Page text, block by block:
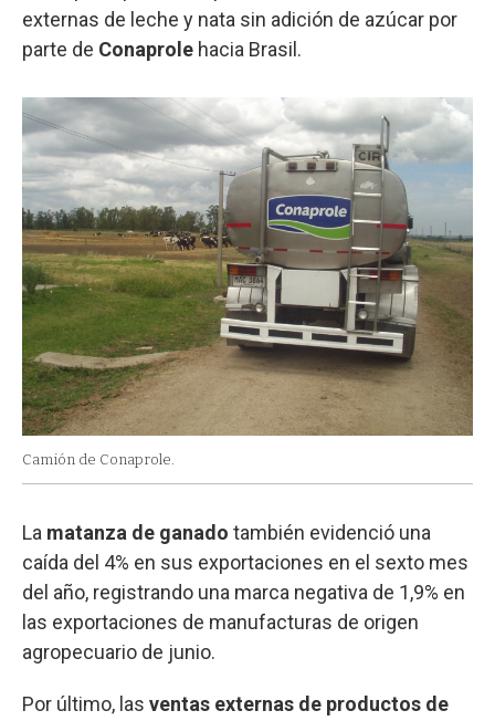
externas de leche y nata sin adición de azúcar por
parte de Conaprole hacia Brasil.
Camión de Conaprole.
La matanza de ganado también evidenció una
caída del 4% en sus exportaciones en el sexto mes
del año, registrando una marca negativa de 1,9% en
las exportaciones de manufacturas de origen
agropecuario de junio.
Por último, las ventas externas de productos de